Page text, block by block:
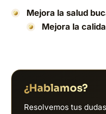
Mejora la salud
Mejora la
¿Hablamos?
Resolvemos tus